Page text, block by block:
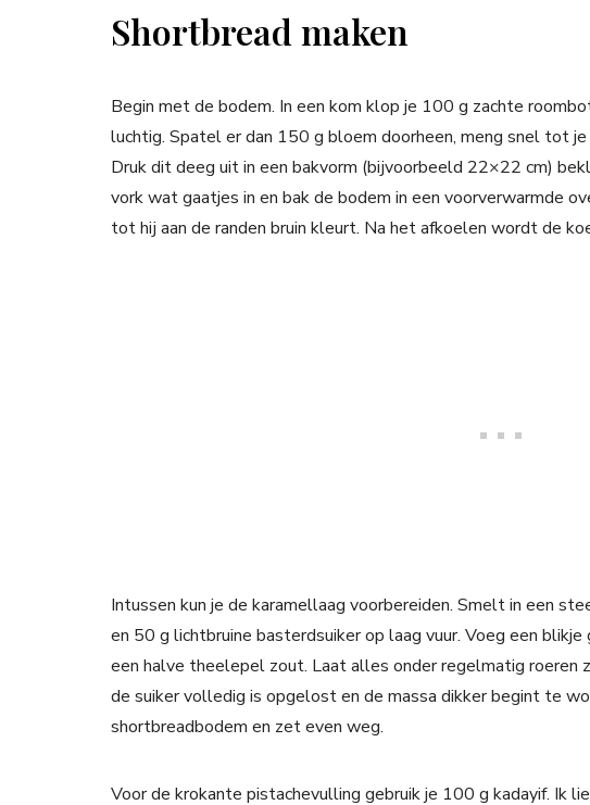
Shortbread maken
Begin met de bodem. In een kom klop je 100 g zachte
luchtig. Spatel er dan 150 g bloem doorheen, meng snel tot
Druk dit deeg uit in een bakvorm (bijvoorbeeld 22×22 cm)
vork wat gaatjes in en bak de bodem in een voorverwarmde
tot hij aan de randen bruin kleurt. Na het afkoelen wordt de
Intussen kun je de karamellaag voorbereiden. Smelt in een
en 50 g lichtbruine basterdsuiker op laag vuur. Voeg een
een halve theelepel zout. Laat alles onder regelmatig roeren
de suiker volledig is opgelost en de massa dikker begint te
shortbreadbodem en zet even weg.
Voor de krokante pistachevulling gebruik je 100 g kadayif. Ik